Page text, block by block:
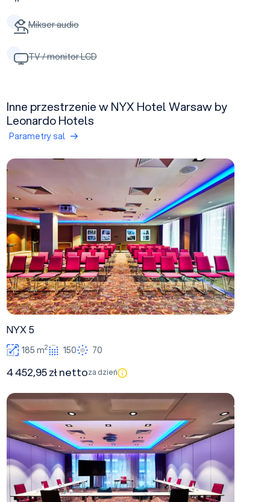
Mikser audio
TV / monitor LCD
Inne przestrzenie w NYX Hotel Warsaw by
Leonardo Hotels
Parametry sal
NYX 5
185 m2 150 70
4 452,95 zł nettoza dzień
NYX 4